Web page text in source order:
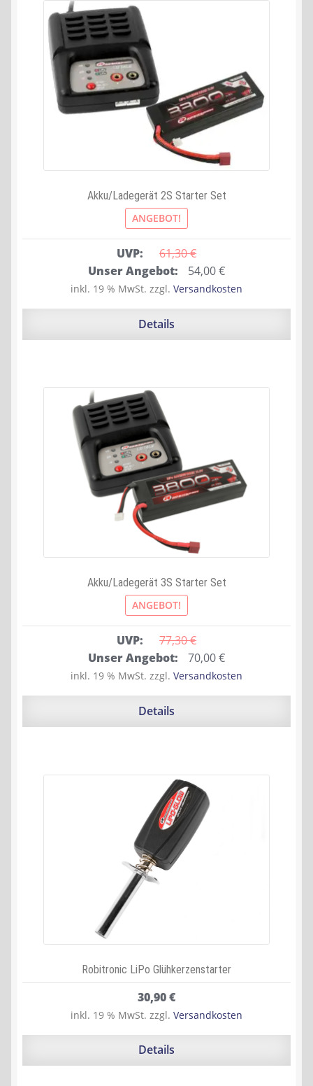
Akku/Ladegerät 2S Starter Set
ANGEBOT!
UVP: 61,30 €
Ursprünglicher
Preis
war:
Unser Angebot: 54,00€Aktueller
Preis
ist:
inkl. 19 % MwSt. zzgl. Versandkosten
Details
Akku/Ladegerät 3S Starter Set
ANGEBOT!
UVP: 77,30 €
Ursprünglicher
Preis
war:
Unser Angebot: 70,00€Aktueller
Preis
ist:
inkl. 19 % MwSt. zzgl. Versandkosten
Details
Robitronic LiPo Glühkerzenstarter
30,90€
inkl. 19 % MwSt. zzgl. Versandkosten
Details